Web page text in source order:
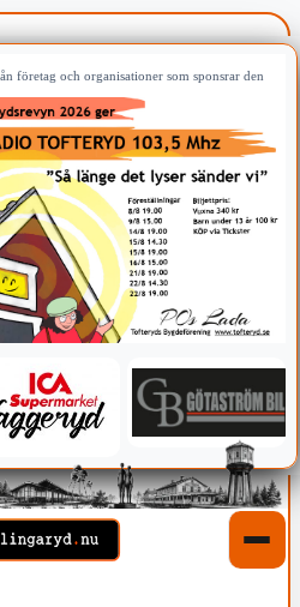
företag och organisationer som sponsrar den